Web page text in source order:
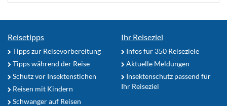
Reisetipps
Tipps zur Reisevorbereitung
Tipps während der Reise
Schutz vor Insektenstichen
Reisen mit Kindern
Schwanger auf Reisen
Ihr Reiseziel
Infos für 350 Reiseziele
Aktuelle Meldungen
Insektenschutz passend für
Ihr Reiseziel